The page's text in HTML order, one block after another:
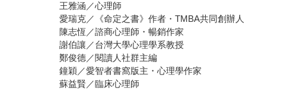
王雅涵／心理師
愛瑞克／《命定之書》作者・TMBA共同創辦人
陳志恆／諮商心理師・暢銷作家
謝伯讓／台灣大學心理學系教授
鄭俊德／閱讀人社群主編
鐘穎／愛智者書窩版主・心理學作家
蘇益賢／臨床心理師